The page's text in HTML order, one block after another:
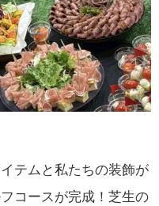
テムと私たちの装飾が
コースが完成！芝生の